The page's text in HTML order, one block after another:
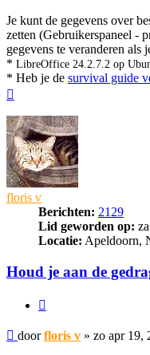
Je kunt de gegevens over
zetten (Gebruikerspaneel -
gegevens te veranderen als
* LibreOffice 24.2.7.2 op
* Heb je de survival guide
floris v
Berichten: 2129
Lid geworden op:
Locatie: Apeldoorn,
Houd je aan de
Bericht
doorfloris v » zo apr 19,